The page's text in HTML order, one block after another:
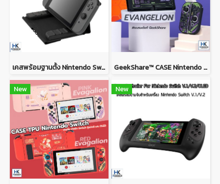
เคสพร้อมฐานตั้ง Nintendo Switch V.1/V.2 สามารถเก็บและกางขาตั้งได้ 3 - in -1 Folio Case For Nintendo Switch V.1/V.2 GeekShare™ CASE Nintendo Switch / Switch OLED MODEL เคส TPU เนื้อนิ่ม ยางซิลิโคน ลาย Evagalion เคสกันรอยรอบตัว
New New